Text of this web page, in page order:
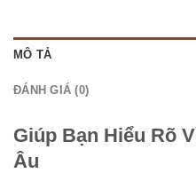
MÔ TẢ
ĐÁNH GIÁ (0)
Giúp Bạn Hiểu Rõ
Âu